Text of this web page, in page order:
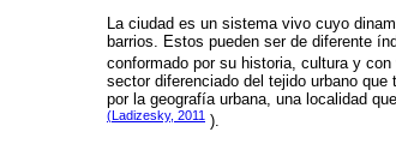
La ciudad es un sistema vivo cuyo
barrios. Estos pueden ser de diferente
conformado por su historia, cultura y
sector diferenciado del tejido urbano
por la geografía urbana, una localidad
(Ladizesky, 2011 ).